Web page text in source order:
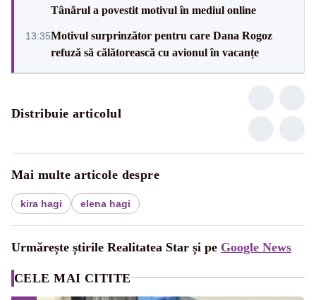
Tânărul a povestit motivul în mediul online
13:35Motivul surprinzător pentru care Dana Rogoz
refuză să călătorească cu avionul în vacanțe
Distribuie articolul
Mai multe articole despre
kira hagi elena hagi
Urmărește știrile Realitatea Star și pe Google News
CELE MAI CITITE